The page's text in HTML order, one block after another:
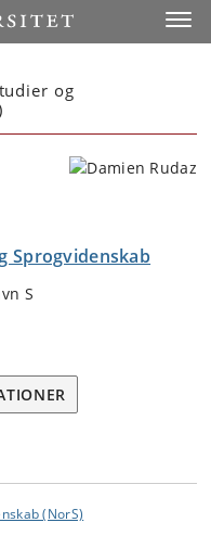
og
Sprogvidenskab
S
(NorS)